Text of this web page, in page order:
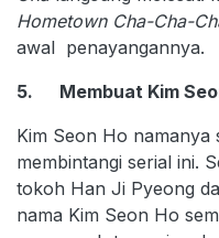
Hometown Cha-Cha-
awal penayangannya.
5. Membuat Kim
Kim Seon Ho namanya
membintangi serial ini.
tokoh Han Ji Pyeong
nama Kim Seon Ho